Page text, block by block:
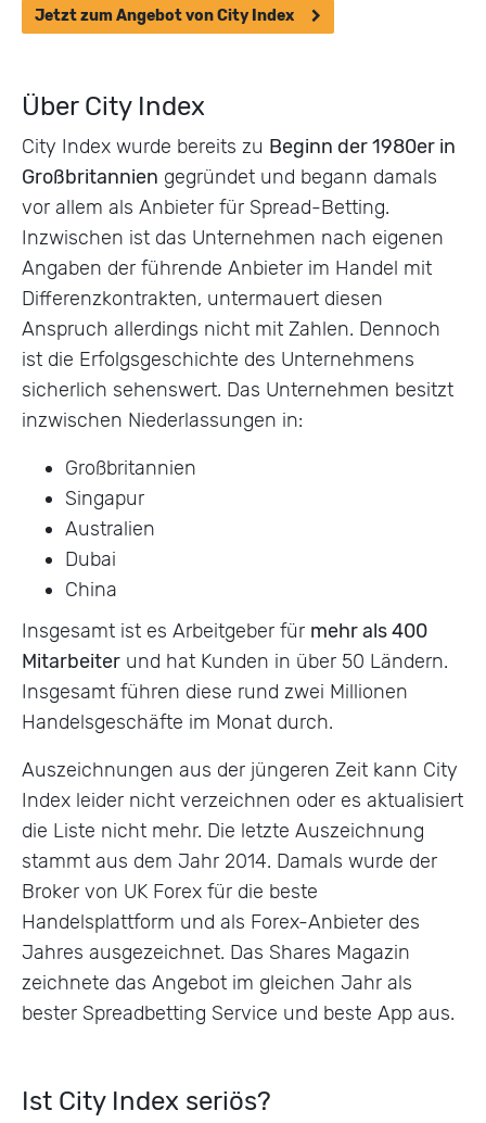
Jetzt zum Angebot von City Index
Über City Index
City Index wurde bereits zu Beginn der 1980er in
Großbritannien gegründet und begann damals
vor allem als Anbieter für Spread-Betting.
Inzwischen ist das Unternehmen nach eigenen
Angaben der führende Anbieter im Handel mit
Differenzkontrakten, untermauert diesen
Anspruch allerdings nicht mit Zahlen. Dennoch
ist die Erfolgsgeschichte des Unternehmens
sicherlich sehenswert. Das Unternehmen besitzt
inzwischen Niederlassungen in:
Großbritannien
Singapur
Australien
Dubai
China
Insgesamt ist es Arbeitgeber für mehr als 400
Mitarbeiter und hat Kunden in über 50 Ländern.
Insgesamt führen diese rund zwei Millionen
Handelsgeschäfte im Monat durch.
Auszeichnungen aus der jüngeren Zeit kann City
Index leider nicht verzeichnen oder es aktualisiert
die Liste nicht mehr. Die letzte Auszeichnung
stammt aus dem Jahr 2014. Damals wurde der
Broker von UK Forex für die beste
Handelsplattform und als Forex-Anbieter des
Jahres ausgezeichnet. Das Shares Magazin
zeichnete das Angebot im gleichen Jahr als
bester Spreadbetting Service und beste App aus.
Ist City Index seriös?